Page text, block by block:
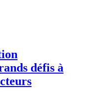
défis à